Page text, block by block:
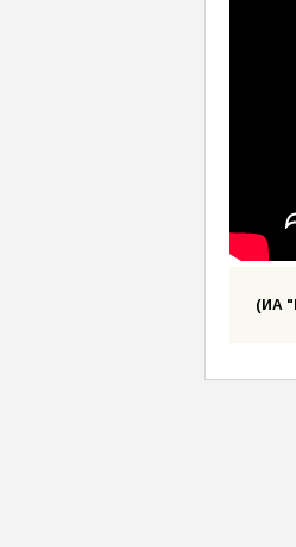
(ИА